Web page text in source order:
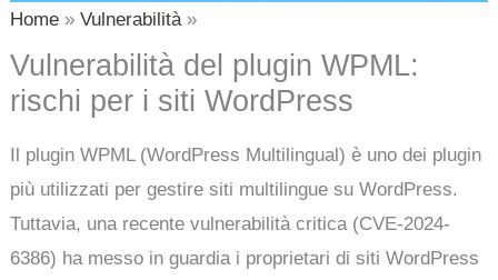
Home Vulnerabilità
Vulnerabilità del plugin WPML:
rischi per i siti WordPress
Il plugin WPML (WordPress Multilingual) è uno dei plugin
più utilizzati per gestire siti multilingue su WordPress.
Tuttavia, una recente vulnerabilità critica (CVE-2024-
6386) ha messo in guardia i proprietari di siti WordPress